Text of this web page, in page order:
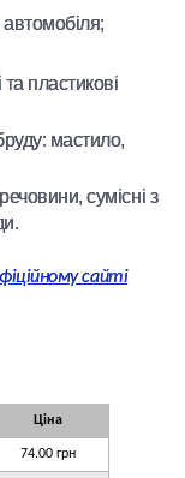
пластикові
мастило,
сумісні з
сайті
Ціна
74.00 грн